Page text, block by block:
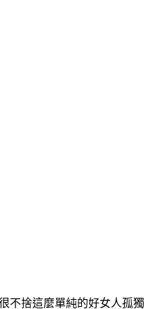
不捨這麼單純的好女人孤獨